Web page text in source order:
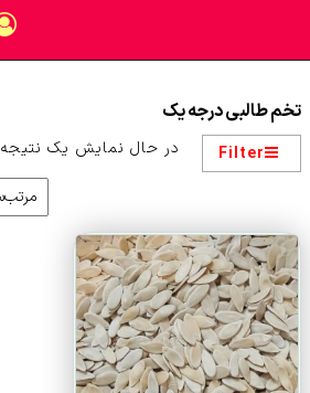
تخم طالبی درجه یک
Filter در حال نمایش یک نتیجه